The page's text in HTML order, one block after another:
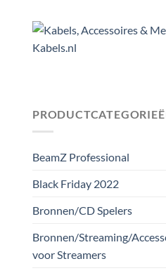
BeamZ Professional
Black Friday 2022
Bronnen/CD Spelers
Bronnen/Streaming/
voor Streamers